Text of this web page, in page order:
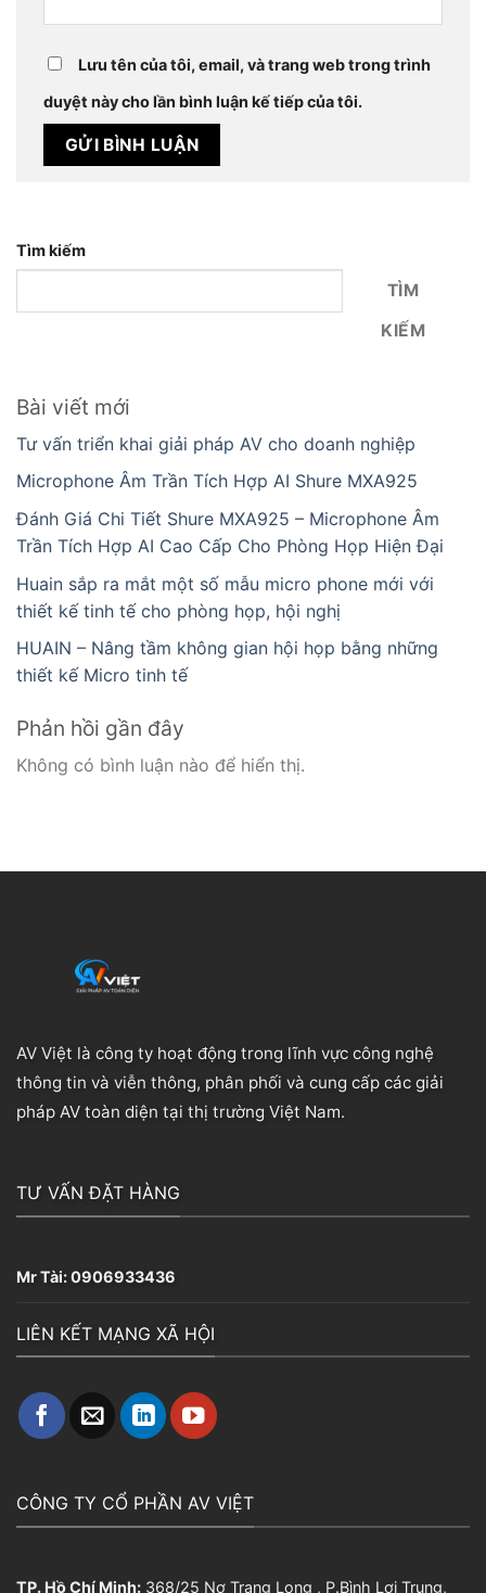
Lưu tên của tôi, email, và trang web trong trình
duyệt này cho lần bình luận kế tiếp của tôi.
Tìm kiếm
TÌM
KIẾM
Bài viết mới
Tư vấn triển khai giải pháp AV cho doanh nghiệp
Microphone Âm Trần Tích Hợp AI Shure MXA925
Đánh Giá Chi Tiết Shure MXA925 – Microphone Âm
Trần Tích Hợp AI Cao Cấp Cho Phòng Họp Hiện Đại
Huain sắp ra mắt một số mẫu micro phone mới với
thiết kế tinh tế cho phòng họp, hội nghị
HUAIN – Nâng tầm không gian hội họp bằng những
thiết kế Micro tinh tế
Phản hồi gần đây
Không có bình luận nào để hiển thị.
AV Việt là công ty hoạt động trong lĩnh vực công nghệ
thông tin và viễn thông, phân phối và cung cấp các giải
pháp AV toàn diện tại thị trường Việt Nam.
TƯ VẤN ĐẶT HÀNG
Mr Tài:0906933436
LIÊN KẾT MẠNG XÃ HỘI
CÔNG TY CỔ PHẦN AV VIỆT
TP. Hồ Chí Minh: 368/25 Nơ Trang Long , P.Bình Lợi Trung,